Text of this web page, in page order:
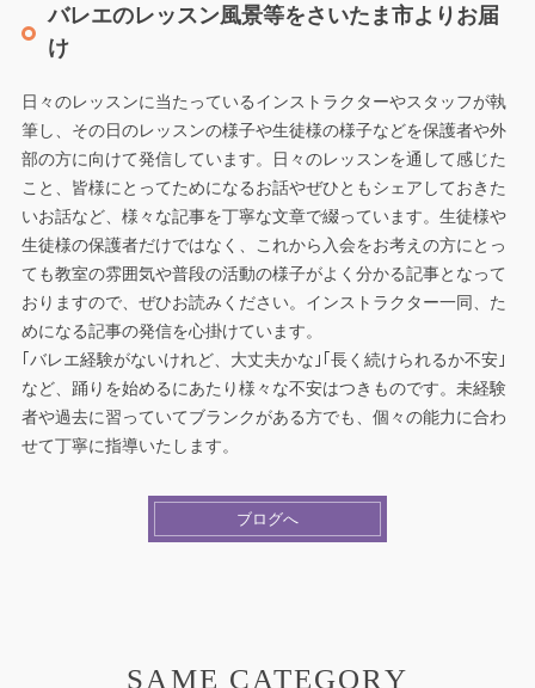
バレエのレッスン風景等をさいたま市よりお届
け
日々のレッスンに当たっているインストラクターやスタッフが執
筆し、その日のレッスンの様子や生徒様の様子などを保護者や外
部の方に向けて発信しています。日々のレッスンを通して感じた
こと、皆様にとってためになるお話やぜひともシェアしておきた
いお話など、様々な記事を丁寧な文章で綴っています。生徒様や
生徒様の保護者だけではなく、これから入会をお考えの方にとっ
ても教室の雰囲気や普段の活動の様子がよく分かる記事となって
おりますので、ぜひお読みください。インストラクター一同、た
めになる記事の発信を心掛けています。
｢バレエ経験がないけれど、大丈夫かな｣｢長く続けられるか不安｣
など、踊りを始めるにあたり様々な不安はつきものです。未経験
者や過去に習っていてブランクがある方でも、個々の能力に合わ
せて丁寧に指導いたします。
ブログへ
SAME CATEGORY